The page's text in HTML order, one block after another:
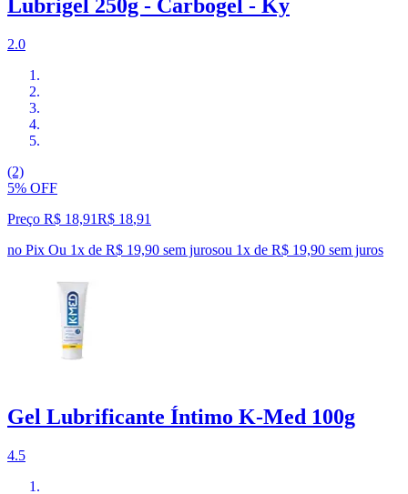
Lubrigel 250g - Carbogel - Ky
2.0
(2)
5% OFF
Preço R$ 18,91R$ 18,91
no Pix Ou 1x de R$ 19,90 sem jurosou 1x de R$ 19,90 sem juros
Gel Lubrificante Íntimo K-Med 100g
4.5